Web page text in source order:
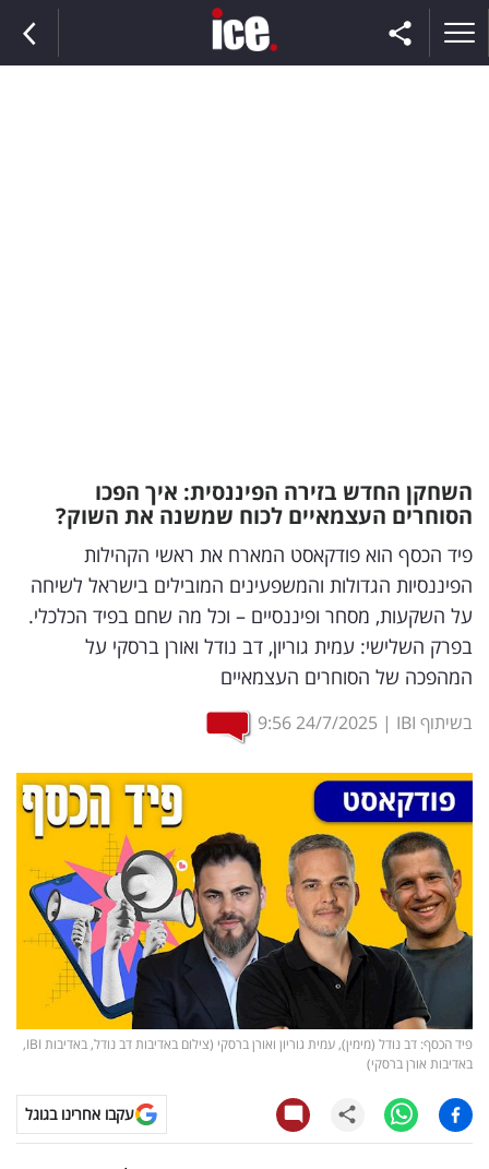
וצרכנות
נדל"ן
דיגיטל
וטק
שיווק
מדדים
ומחקרים
דעות
רכילות
עסקית
קריפטו
ויראלי
טלוויזיה
השחקן החדש בזירה הפיננסית: איך הפכו
הסוחרים העצמאיים לכוח שמשנה את השוק?
פיד הכסף הוא פודקאסט המארח את ראשי הקהילות
הפיננסיות הגדולות והמשפעינים המובילים בישראל לשיחה
על השקעות, מסחר ופיננסיים – וכל מה שחם בפיד הכלכלי.
בפרק השלישי: עמית גוריון, דב נודל ואורן ברסקי על
המהפכה של הסוחרים העצמאיים
בשיתוף IBI |
24/7/2025
9:56
פיד הכסף: דב נודל (מימין), עמית גוריון ואורן ברסקי (צילום באדיבות דב נודל, באדיבות IBI,
באדיבות אורן ברסקי)
עקבו אחרינו בגוגל